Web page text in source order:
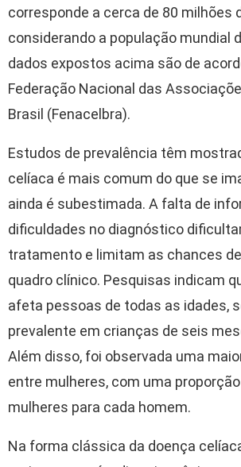
corresponde a cerca de 80 milhões
considerando a população mundial
dados expostos acima são de
Federação Nacional das
Brasil (Fenacelbra).
Estudos de prevalência têm
celíaca é mais comum do que se
ainda é subestimada. A falta de
dificuldades no diagnóstico
tratamento e limitam as chances
quadro clínico. Pesquisas indicam
afeta pessoas de todas as idades,
prevalente em crianças de seis
Além disso, foi observada uma
entre mulheres, com uma
mulheres para cada homem.
Na forma clássica da doença